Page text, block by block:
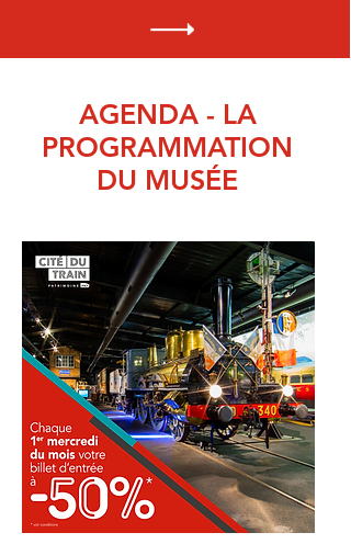
AGENDA - LA
PROGRAMMATION
DU MUSÉE